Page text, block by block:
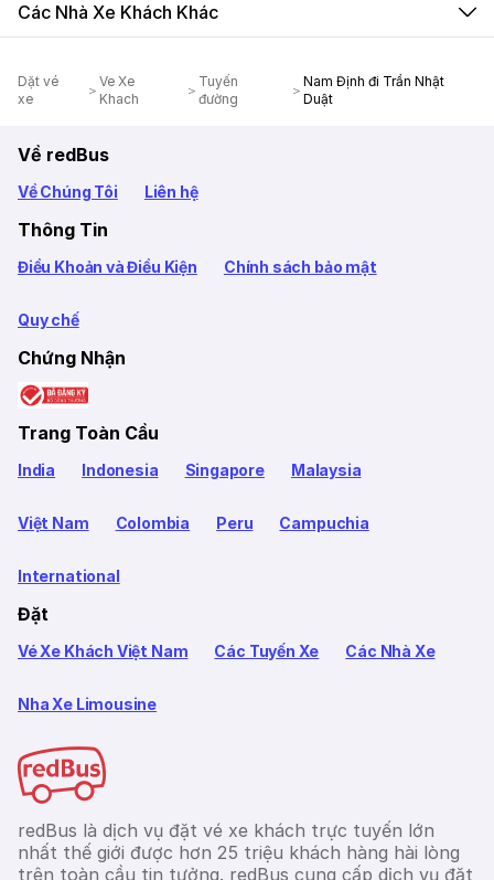
Các Nhà Xe Khách Khác
Dặt vé
xe
Ve Xe
Khach
Tuyến
đường
Nam Định đi Trần Nhật
Duật
Về redBus
Về Chúng Tôi Liên hệ
Thông Tin
Điều Khoản và Điều Kiện Chính sách bảo mật
Quy chế
Chứng Nhận
Trang Toàn Cầu
India Indonesia Singapore Malaysia
Việt Nam Colombia Peru Campuchia
International
Đặt
Vé Xe Khách Việt Nam Các Tuyến Xe Các Nhà Xe
Nha Xe Limousine
redBus là dịch vụ đặt vé xe khách trực tuyến lớn
nhất thế giới được hơn 25 triệu khách hàng hài lòng
trên toàn cầu tin tưởng. redBus cung cấp dịch vụ đặt